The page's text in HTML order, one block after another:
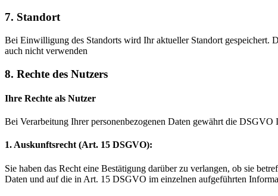
7. Standort
Bei Einwilligung des Standorts wird Ihr aktueller Standort gespeichert.
auch nicht verwenden
8. Rechte des Nutzers
Ihre Rechte als Nutzer
Bei Verarbeitung Ihrer personenbezogenen Daten gewährt die DSGVO
1. Auskunftsrecht (Art. 15 DSGVO):
Sie haben das Recht eine Bestätigung darüber zu verlangen, ob sie
Daten und auf die in Art. 15 DSGVO im einzelnen aufgeführten